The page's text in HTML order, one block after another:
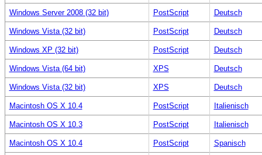
Windows Server 2008 (32 bit) PostScript Deutsch
Windows Vista (32 bit) PostScript Deutsch
Windows XP (32 bit) PostScript Deutsch
Windows Vista (64 bit) XPS Deutsch
Windows Vista (32 bit) XPS Deutsch
Macintosh OS X 10.4 PostScript Italienisch
Macintosh OS X 10.3 PostScript Italienisch
Macintosh OS X 10.4 PostScript Spanisch